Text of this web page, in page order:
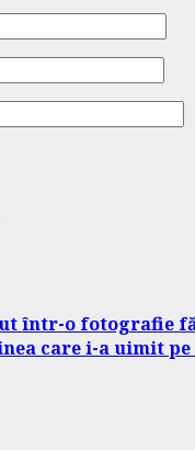
într-o fotografie
care i-a uimit